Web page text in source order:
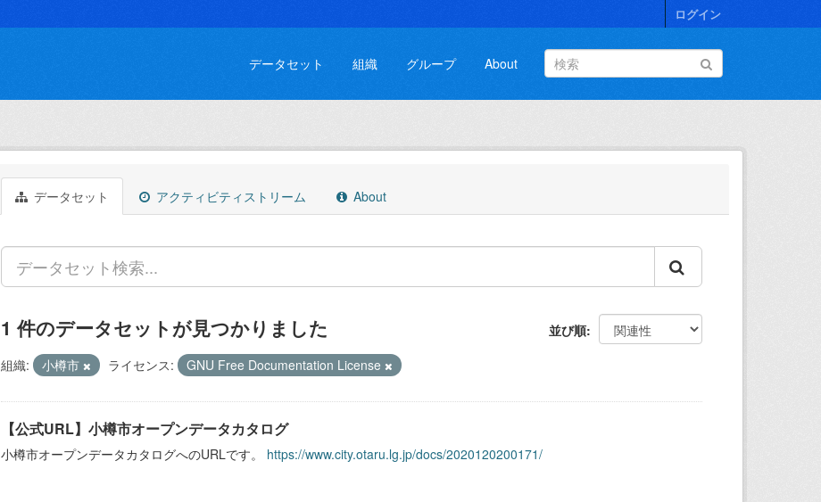
ログイン
データセット 組織 グループ About
データセット アクティビティストリーム About
並び順
1 件のデータセットが見つかりました
組織: 小樽市 ライセンス: GNU Free Documentation License
【公式URL】小樽市オープンデータカタログ
小樽市オープンデータカタログへのURLです。 https://www.city.otaru.lg.jp/docs/2020120200171/